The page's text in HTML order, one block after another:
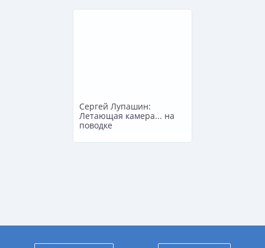
Сергей Лупашин:
Летающая камера... на
поводке